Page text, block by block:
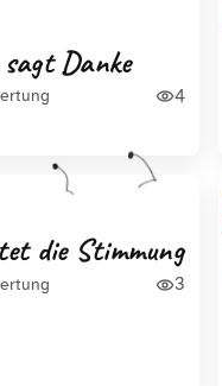
Danke
4
die Stimmung
3